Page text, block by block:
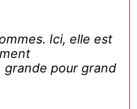
grande pour grand